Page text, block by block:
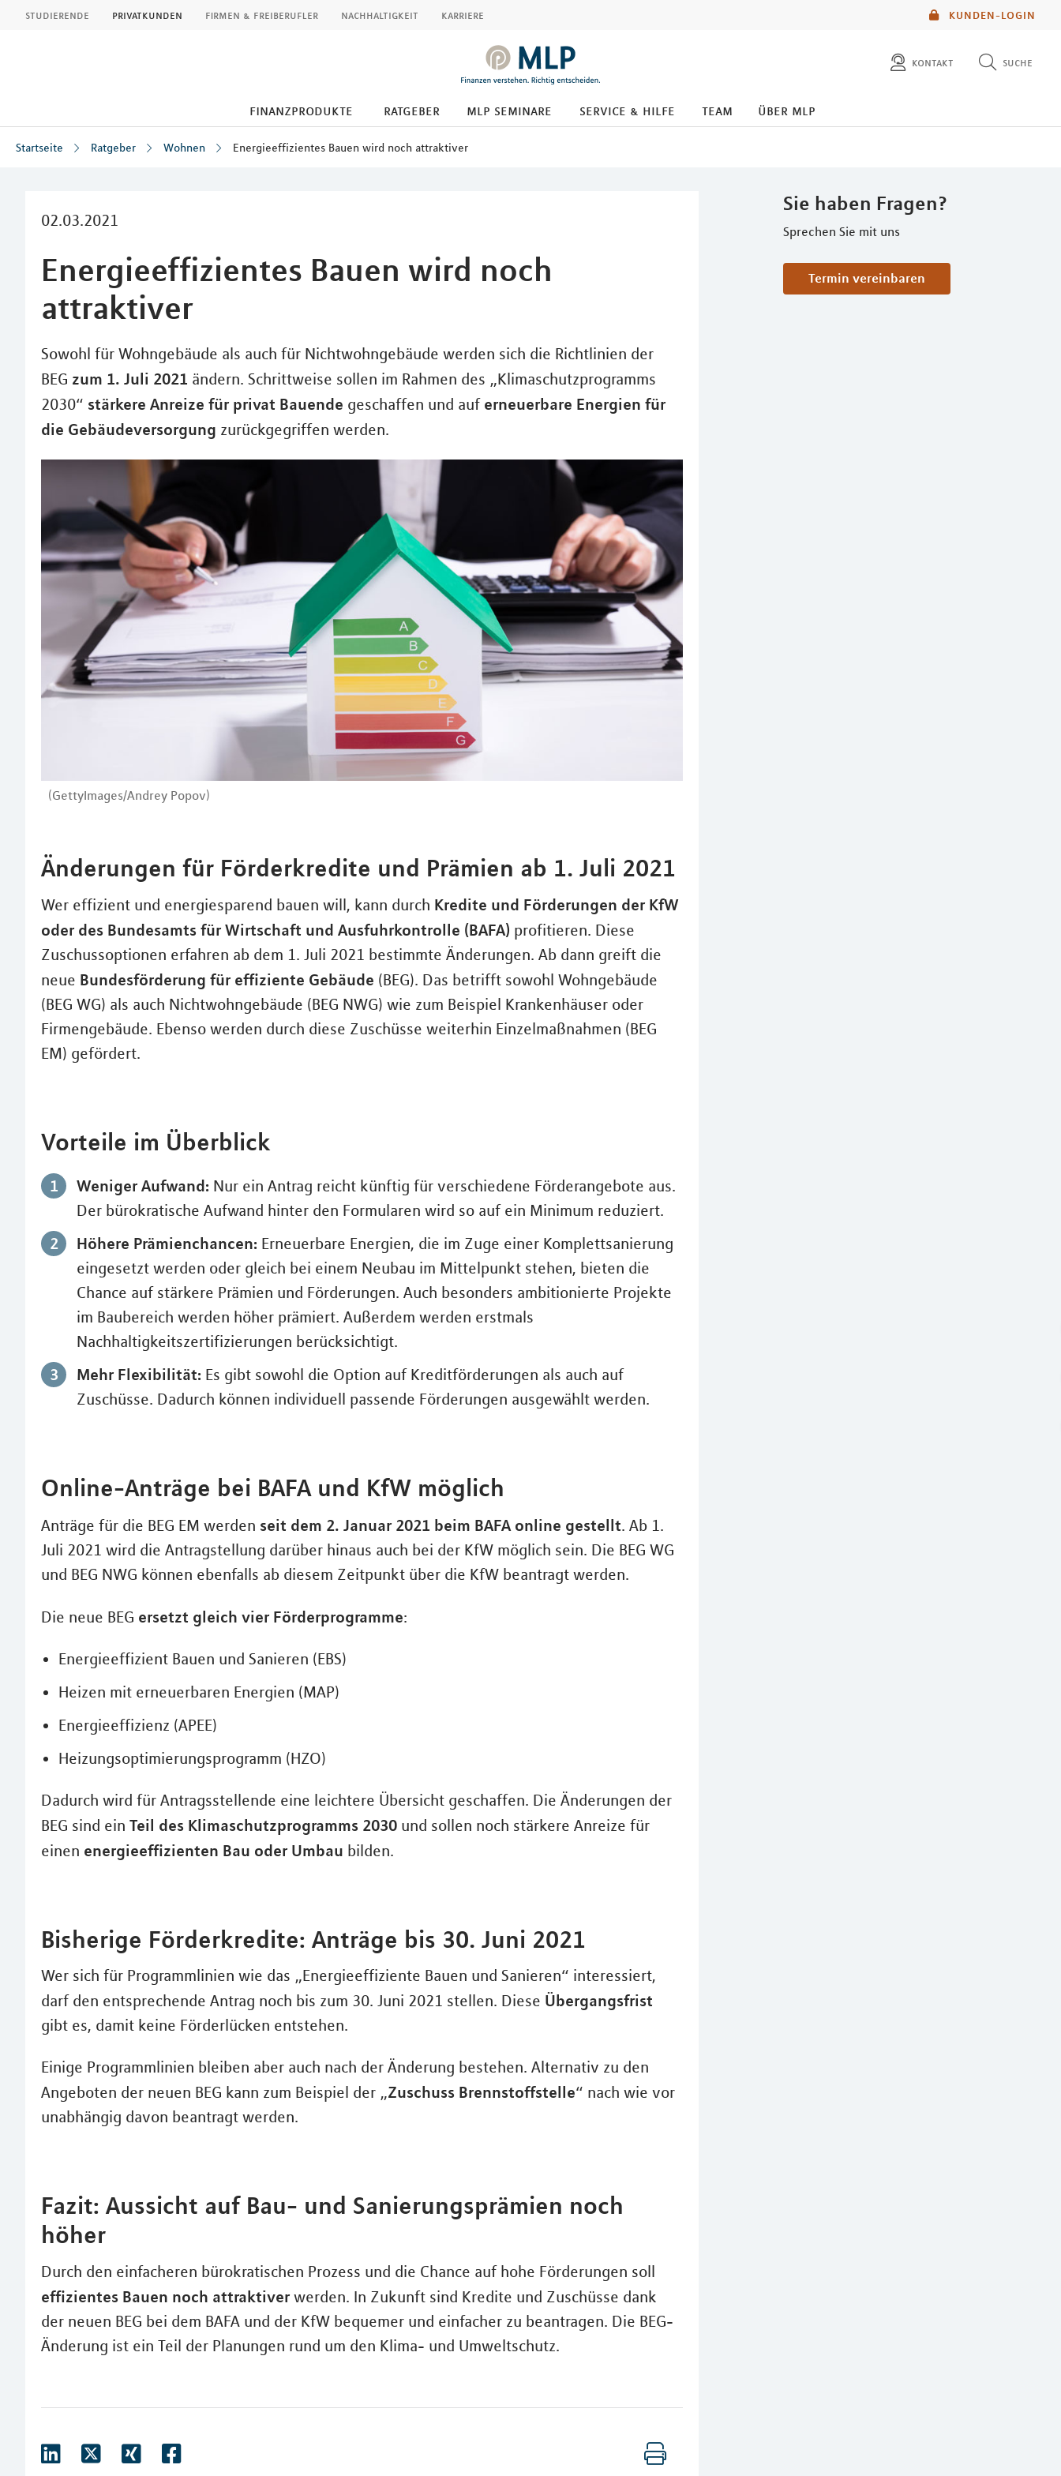
KUNDEN-LOGIN
studierende privatkunden firmen & freiberufler nachhaltigkeit karriere
kontakt suche
finanzprodukte ratgeber mlp seminare service & hilfe team über mlp
Startseite Ratgeber Wohnen Energieeffizientes Bauen wird noch attraktiver
02.03.2021
Energieeffizientes Bauen wird noch
attraktiver
Sowohl für Wohngebäude als auch für Nichtwohngebäude werden sich die Richtlinien der
BEG zum 1. Juli 2021 ändern. Schrittweise sollen im Rahmen des „Klimaschutzprogramms
2030“ stärkere Anreize für privat Bauende geschaffen und auf erneuerbare Energien für
die Gebäudeversorgung zurückgegriffen werden.
(GettyImages/Andrey Popov)
Sie haben Fragen?
Sprechen Sie mit uns
Termin vereinbaren
Änderungen für Förderkredite und Prämien ab 1. Juli 2021
Wer effizient und energiesparend bauen will, kann durch Kredite und Förderungen der KfW
oder des Bundesamts für Wirtschaft und Ausfuhrkontrolle (BAFA) profitieren. Diese
Zuschussoptionen erfahren ab dem 1. Juli 2021 bestimmte Änderungen. Ab dann greift die
neue Bundesförderung für effiziente Gebäude (BEG). Das betrifft sowohl Wohngebäude
(BEG WG) als auch Nichtwohngebäude (BEG NWG) wie zum Beispiel Krankenhäuser oder
Firmengebäude. Ebenso werden durch diese Zuschüsse weiterhin Einzelmaßnahmen (BEG
EM) gefördert.
Vorteile im Überblick
Weniger Aufwand: Nur ein Antrag reicht künftig für verschiedene Förderangebote aus.
Der bürokratische Aufwand hinter den Formularen wird so auf ein Minimum reduziert.
Höhere Prämienchancen: Erneuerbare Energien, die im Zuge einer Komplettsanierung
eingesetzt werden oder gleich bei einem Neubau im Mittelpunkt stehen, bieten die
Chance auf stärkere Prämien und Förderungen. Auch besonders ambitionierte Projekte
im Baubereich werden höher prämiert. Außerdem werden erstmals
Nachhaltigkeitszertifizierungen berücksichtigt.
Mehr Flexibilität: Es gibt sowohl die Option auf Kreditförderungen als auch auf
Zuschüsse. Dadurch können individuell passende Förderungen ausgewählt werden.
Online-Anträge bei BAFA und KfW möglich
Anträge für die BEG EM werden seit dem 2. Januar 2021 beim BAFA online gestellt. Ab 1.
Juli 2021 wird die Antragstellung darüber hinaus auch bei der KfW möglich sein. Die BEG WG
und BEG NWG können ebenfalls ab diesem Zeitpunkt über die KfW beantragt werden.
Die neue BEG ersetzt gleich vier Förderprogramme:
Energieeffizient Bauen und Sanieren (EBS)
Heizen mit erneuerbaren Energien (MAP)
Energieeffizienz (APEE)
Heizungsoptimierungsprogramm (HZO)
Dadurch wird für Antragsstellende eine leichtere Übersicht geschaffen. Die Änderungen der
BEG sind ein Teil des Klimaschutzprogramms 2030 und sollen noch stärkere Anreize für
einen energieeffizienten Bau oder Umbau bilden.
Bisherige Förderkredite: Anträge bis 30. Juni 2021
Wer sich für Programmlinien wie das „Energieeffiziente Bauen und Sanieren“ interessiert,
darf den entsprechende Antrag noch bis zum 30. Juni 2021 stellen. Diese Übergangsfrist
gibt es, damit keine Förderlücken entstehen.
Einige Programmlinien bleiben aber auch nach der Änderung bestehen. Alternativ zu den
Angeboten der neuen BEG kann zum Beispiel der „Zuschuss Brennstoffstelle“ nach wie vor
unabhängig davon beantragt werden.
Fazit: Aussicht auf Bau- und Sanierungsprämien noch
höher
Durch den einfacheren bürokratischen Prozess und die Chance auf hohe Förderungen soll
effizientes Bauen noch attraktiverwerden. In Zukunft sind Kredite und Zuschüsse dank
der neuen BEG bei dem BAFA und der KfW bequemer und einfacher zu beantragen. Die BEG-
Änderung ist ein Teil der Planungen rund um den Klima- und Umweltschutz.